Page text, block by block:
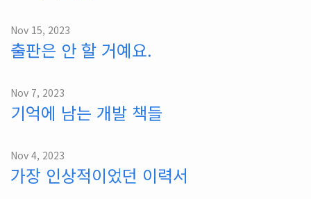
Nov 15, 2023
출판은 안 할 거예요.
Nov 7, 2023
기억에 남는 개발 책들
Nov 4, 2023
가장 인상적이었던 이력서